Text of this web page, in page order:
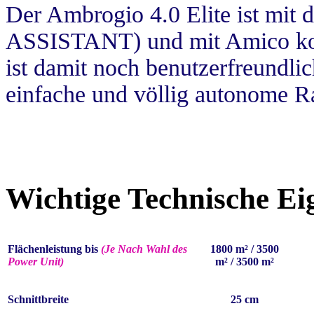
Der Ambrogio 4.0 Elite ist mit
ASSISTANT) und mit Amico
ist damit noch
einfache und völlig autonome
Wichtige Technische
Flächenleistung bis (Je Nach Wahl des
Power Unit)
1800 m² / 3500
m² / 3500 m²
Schnittbreite 25 cm